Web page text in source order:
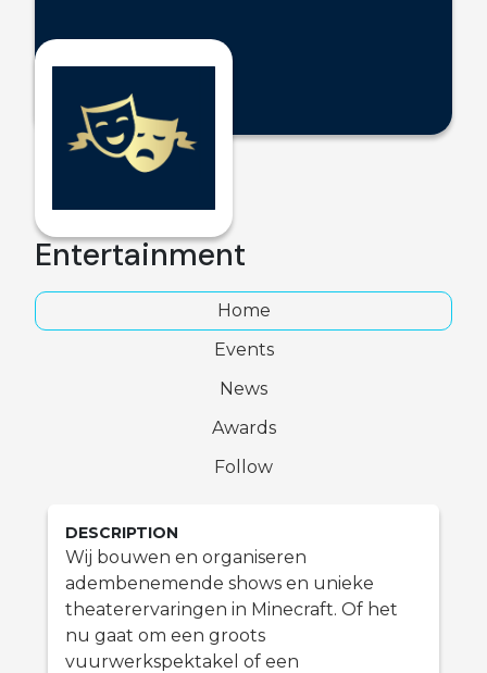
Entertainment
Home
Events
News
Awards
Follow
DESCRIPTION
Wij bouwen en organiseren
adembenemende shows en unieke
theaterervaringen in Minecraft. Of het
nu gaat om een groots
vuurwerkspektakel of een